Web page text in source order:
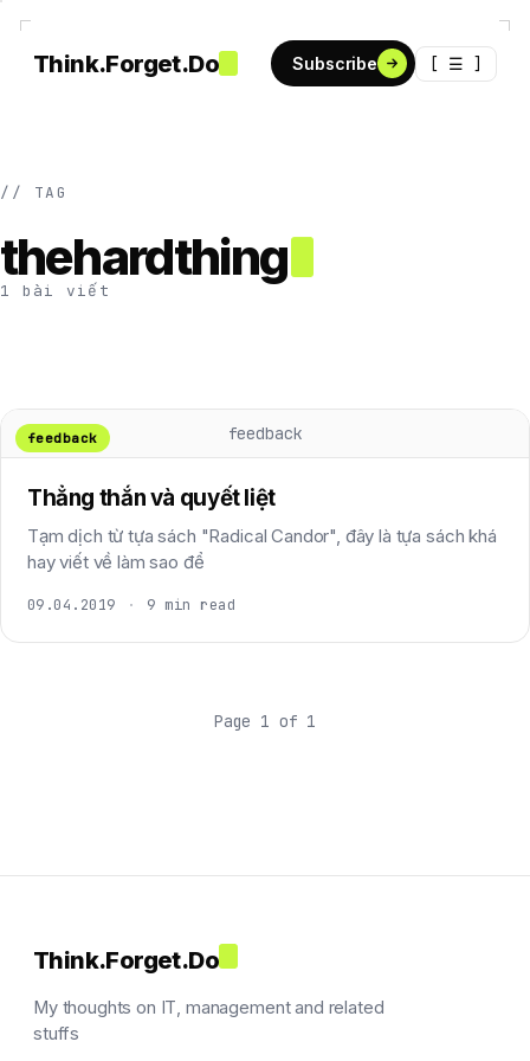
Think.Forget.Do Subscribe [ ☰ ]
// TAG
thehardthing
1 bài viết
feedback
feedback
Thẳng thắn và quyết liệt
Tạm dịch từ tựa sách "Radical Candor", đây là tựa sách khá
hay viết về làm sao để
09.04.2019 · 9 min read
Page 1 of 1
Think.Forget.Do
My thoughts on IT, management and related
stuffs